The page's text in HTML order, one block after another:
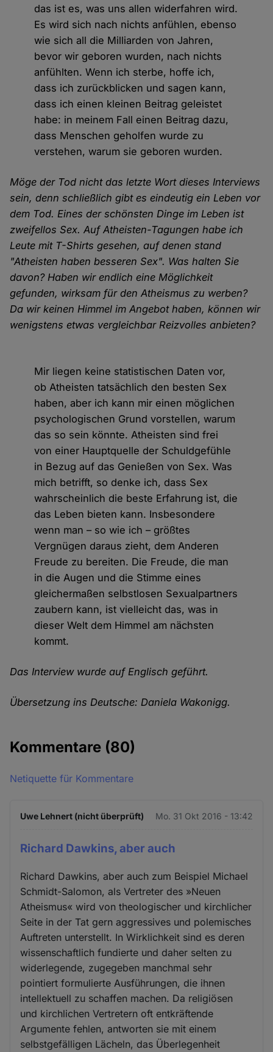
das ist es, was uns allen widerfahren wird.
Es wird sich nach nichts anfühlen, ebenso
wie sich all die Milliarden von Jahren,
bevor wir geboren wurden, nach nichts
anfühlten. Wenn ich sterbe, hoffe ich,
dass ich zurückblicken und sagen kann,
dass ich einen kleinen Beitrag geleistet
habe: in meinem Fall einen Beitrag dazu,
dass Menschen geholfen wurde zu
verstehen, warum sie geboren wurden.
Möge der Tod nicht das letzte Wort dieses Interviews
sein, denn schließlich gibt es eindeutig ein Leben vor
dem Tod. Eines der schönsten Dinge im Leben ist
zweifellos Sex. Auf Atheisten-Tagungen habe ich
Leute mit T-Shirts gesehen, auf denen stand
"Atheisten haben besseren Sex". Was halten Sie
davon? Haben wir endlich eine Möglichkeit
gefunden, wirksam für den Atheismus zu werben?
Da wir keinen Himmel im Angebot haben, können wir
wenigstens etwas vergleichbar Reizvolles anbieten?
Mir liegen keine statistischen Daten vor,
ob Atheisten tatsächlich den besten Sex
haben, aber ich kann mir einen möglichen
psychologischen Grund vorstellen, warum
das so sein könnte. Atheisten sind frei
von einer Hauptquelle der Schuldgefühle
in Bezug auf das Genießen von Sex. Was
mich betrifft, so denke ich, dass Sex
wahrscheinlich die beste Erfahrung ist, die
das Leben bieten kann. Insbesondere
wenn man – so wie ich – größtes
Vergnügen daraus zieht, dem Anderen
Freude zu bereiten. Die Freude, die man
in die Augen und die Stimme eines
gleichermaßen selbstlosen Sexualpartners
zaubern kann, ist vielleicht das, was in
dieser Welt dem Himmel am nächsten
kommt.
Das Interview wurde auf Englisch geführt.
Übersetzung ins Deutsche: Daniela Wakonigg.
Kommentare (80)
Netiquette für Kommentare
Uwe Lehnert (nicht überprüft) Mo. 31 Okt 2016 - 13:42
Richard Dawkins, aber auch
Richard Dawkins, aber auch zum Beispiel Michael
Schmidt-Salomon, als Vertreter des »Neuen
Atheismus« wird von theologischer und kirchlicher
Seite in der Tat gern aggressives und polemisches
Auftreten unterstellt. In Wirklichkeit sind es deren
wissenschaftlich fundierte und daher selten zu
widerlegende, zugegeben manchmal sehr
pointiert formulierte Ausführungen, die ihnen
intellektuell zu schaffen machen. Da religiösen
und kirchlichen Vertretern oft entkräftende
Argumente fehlen, antworten sie mit einem
selbstgefälligen Lächeln, das Überlegenheit